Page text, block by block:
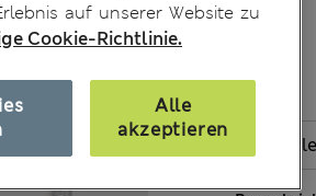
auf unserer Website zu
Cookie-Richtlinie.
Alle
akzeptieren